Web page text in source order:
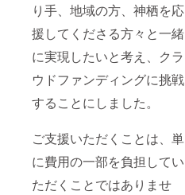
り手、地域の方、神栖を応
援してくださる方々と一緒
に実現したいと考え、クラ
ウドファンディングに挑戦
することにしました。
ご支援いただくことは、単
に費用の一部を負担してい
ただくことではありませ